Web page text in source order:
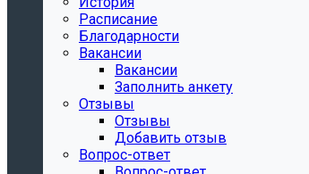
Расписание
Благодарности
Вакансии
Вакансии
Заполнить анкету
Отзывы
Отзывы
Добавить отзыв
Вопрос-ответ